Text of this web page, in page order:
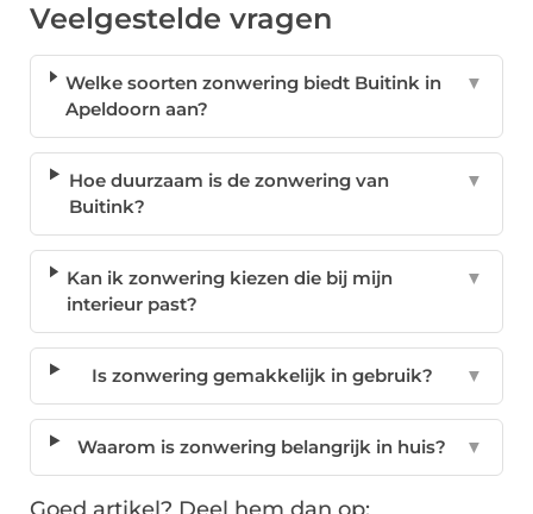
Veelgestelde vragen
Welke soorten zonwering biedt Buitink in
Apeldoorn aan?
▼
Hoe duurzaam is de zonwering van
Buitink?
▼
Kan ik zonwering kiezen die bij mijn
interieur past?
▼
Is zonwering gemakkelijk in gebruik? ▼
Waarom is zonwering belangrijk in huis? ▼